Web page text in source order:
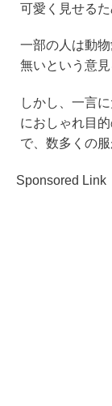
可愛く見せる
一部の人は動
無いという意見
しかし、一言
におしゃれ目
で、数多くの服
Sponsored Link